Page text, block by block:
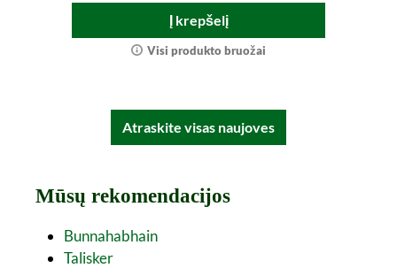
Į krepšelį
Visi produkto bruožai
Atraskite visas naujoves
Mūsų rekomendacijos
Bunnahabhain
Talisker